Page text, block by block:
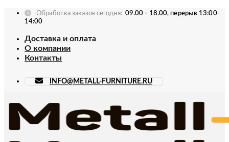
Skip
Обработка заказов сегодня: 09.00 - 18.00, перерыв 13:00-
14:00
Доставка и оплата
О компании
Контакты
INFO@METALL-FURNITURE.RU